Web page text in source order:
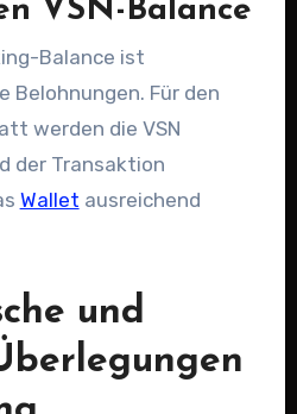
VSN-Balance
Balance ist
Belohnungen. Für den
werden die VSN
der Transaktion
Wallet ausreichend
und